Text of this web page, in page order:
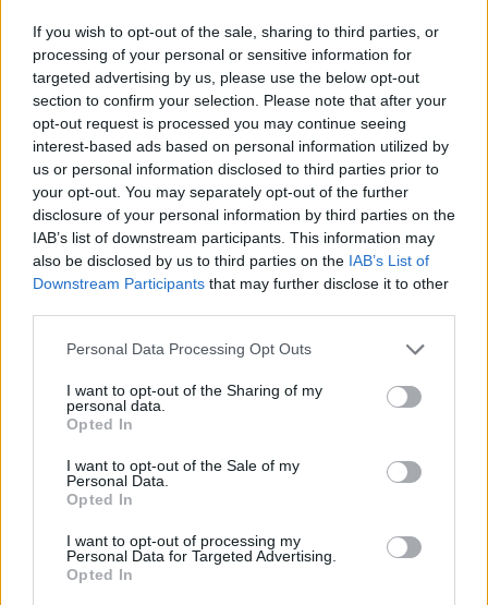
If you wish to opt-out of the sale, sharing to third parties, or
processing of your personal or sensitive information for
targeted advertising by us, please use the below opt-out
section to confirm your selection. Please note that after your
opt-out request is processed you may continue seeing
interest-based ads based on personal information utilized by
us or personal information disclosed to third parties prior to
your opt-out. You may separately opt-out of the further
disclosure of your personal information by third parties on the
IAB’s list of downstream participants. This information may
also be disclosed by us to third parties on the IAB’s List of
Downstream Participants that may further disclose it to other
Personal Data Processing Opt Outs
I want to opt-out of the Sharing of my
personal data.
Opted In
I want to opt-out of the Sale of my
Personal Data.
Opted In
I want to opt-out of processing my
Personal Data for Targeted Advertising.
Opted In
ΣΧΕΤΙΚΆ TAGS
Μετανάστες
Διακινητής Ηράκλειο
Γίνε ο ρεπόρτερ του CRETALIVE
ΣΤΕΊΛΕ ΤΗΝ ΕΊΔΗΣΗ
ΕΝΦΙΑ: Τα λάθη στις μεταβιβάσεις που φέρνουν
τσουχτερά πρόστιμα έως 1.000 ευρώ
Τα φρούτα που επιλέγουν 4 ενδοκρινολόγοι για καλύτερο
έλεγχο του σακχάρου